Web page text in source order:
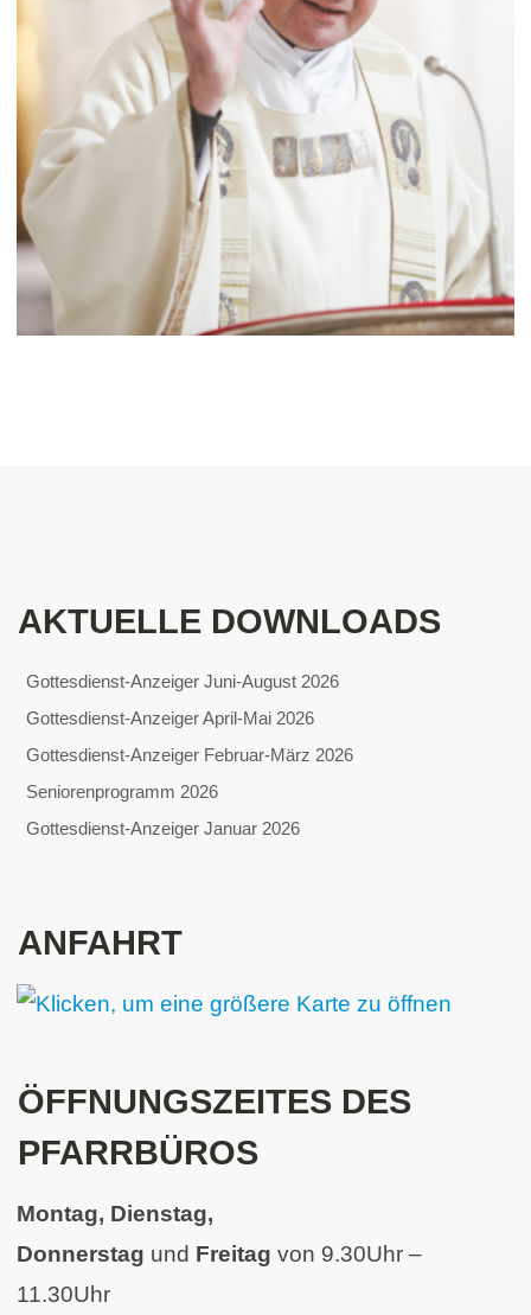
AKTUELLE DOWNLOADS
Gottesdienst-Anzeiger Juni-August 2026
Gottesdienst-Anzeiger April-Mai 2026
Gottesdienst-Anzeiger Februar-März 2026
Seniorenprogramm 2026
Gottesdienst-Anzeiger Januar 2026
ANFAHRT
ÖFFNUNGSZEITES DES
PFARRBÜROS
Montag, Dienstag,
Donnerstag und Freitag von 9.30Uhr –
11.30Uhr